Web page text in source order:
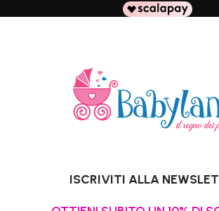
ISCRIVITI ALLA